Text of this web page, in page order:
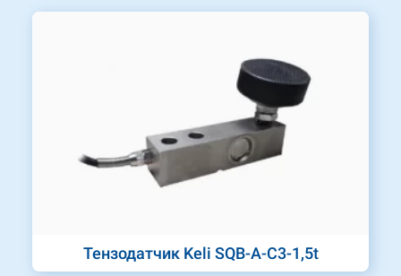
Тензодатчик Keli SQB-A-C3-1,5t